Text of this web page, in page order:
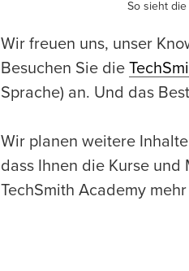
So sieht die
Wir freuen uns, unser
Besuchen Sie die
Sprache) an. Und das
Wir planen weitere
dass Ihnen die Kurse
TechSmith Academy